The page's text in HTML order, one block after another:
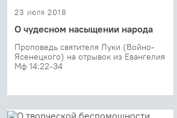
23 июля 2018
О чудесном насыщении народа
Проповедь святителя Луки (Войно-
Ясенецкого) на отрывок из Евангелия
Мф 14:22-34